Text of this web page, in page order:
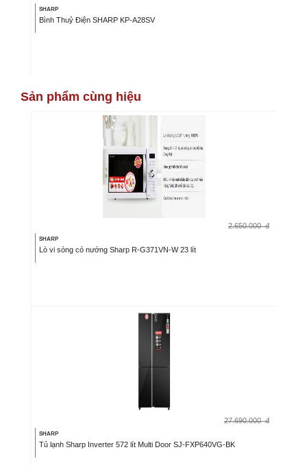
SHARP
Bình Thuỷ Điện SHARP KP-A28SV
Sản phẩm cùng hiệu
2.650.000 đ
SHARP
Lò vi sóng có nướng Sharp R-G371VN-W 23 lít
27.690.000 đ
SHARP
Tủ lạnh Sharp Inverter 572 lít Multi Door SJ-FXP640VG-BK